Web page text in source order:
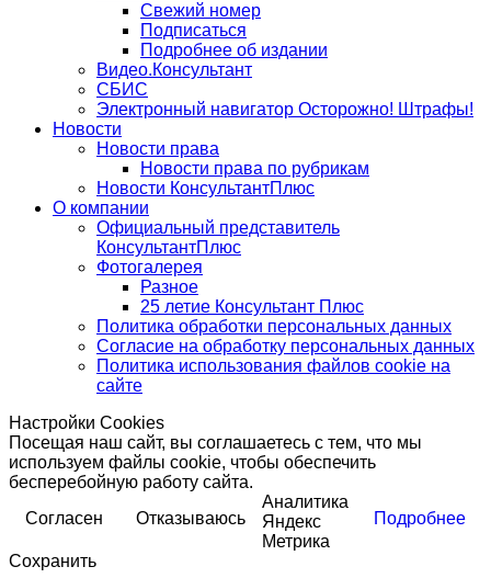
Свежий номер
Подписаться
Подробнее об издании
Видео.Консультант
СБИС
Электронный навигатор Осторожно! Штрафы!
Новости
Новости права
Новости права по рубрикам
Новости КонсультантПлюс
О компании
Официальный представитель
КонсультантПлюс
Фотогалерея
Разное
25 летие Консультант Плюс
Политика обработки персональных данных
Согласие на обработку персональных данных
Политика использования файлов cookie на
сайте
Настройки Cookies
Посещая наш сайт, вы соглашаетесь с тем, что мы
используем файлы cookie, чтобы обеспечить
бесперебойную работу сайта.
Согласен
Отказываюсь Подробнее
Аналитика
Яндекс
Метрика
Сохранить